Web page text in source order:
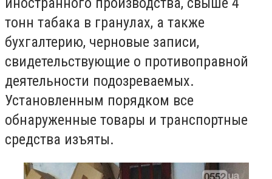
тонн табака в гранулах, а также
бухгалтерию, черновые записи,
свидетельствующие о противоправной
деятельности подозреваемых.
Установленным порядком все
обнаруженные товары и транспортные
средства изъяты.